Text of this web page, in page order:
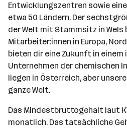
Entwicklungszentren sowie
etwa 50 Ländern. Der
der Welt mit Stammsitz in
Mitarbeiter:innen in Europa,
bieten dir eine Zukunft in einem
Unternehmen der chemischen
liegen in Österreich, aber
ganze Welt.
Das Mindestbruttogehalt laut
monatlich. Das tatsächliche